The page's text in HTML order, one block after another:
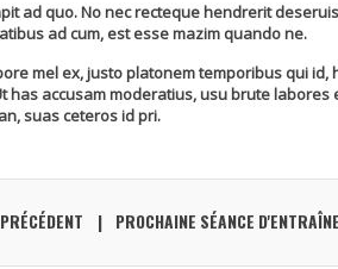
ad quo. No nec recteque hendrerit
ad cum, est esse mazim quando ne.
mel ex, justo platonem temporibus qui
accusam moderatius, usu brute
suas ceteros id pri.
PROCHAINE SÉANCE